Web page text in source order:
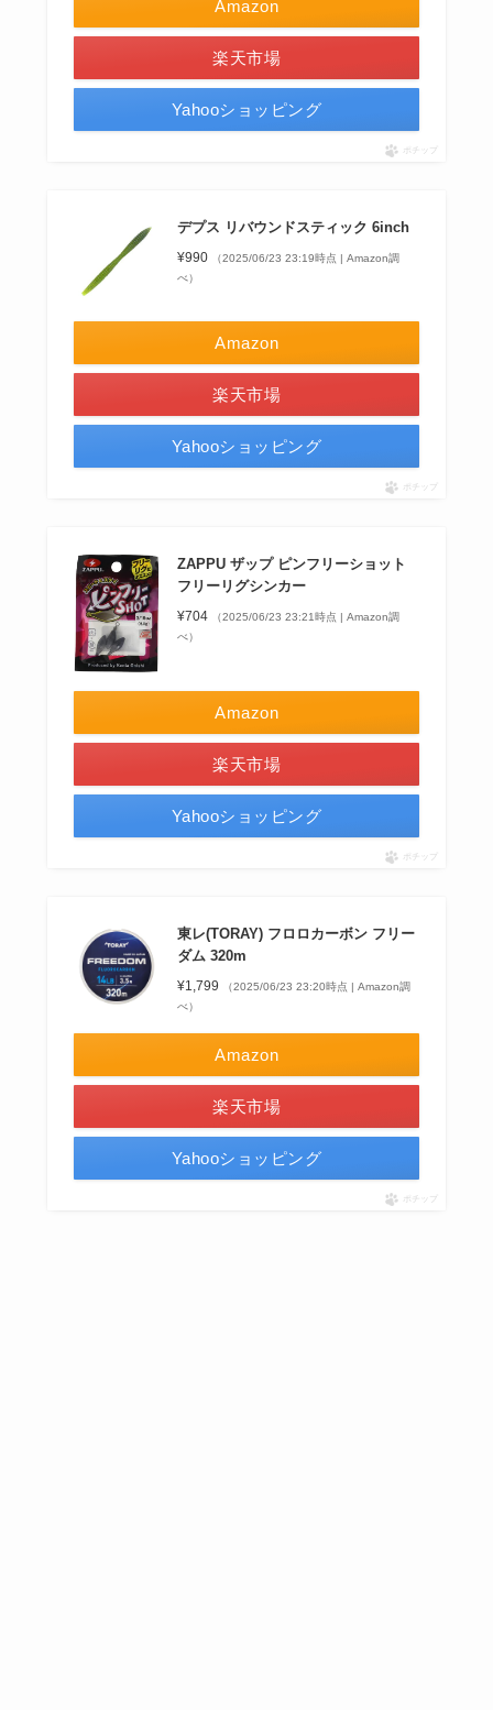
Amazon
楽天市場
Yahooショッピング
ポチップ
デプス リバウンドスティック 6inch
¥990
（2025/06/23 23:19時点 | Amazon調
べ）
Amazon
楽天市場
Yahooショッピング
ポチップ
ZAPPU ザップ ピンフリーショット
フリーリグシンカー
¥704
（2025/06/23 23:21時点 | Amazon調
べ）
Amazon
楽天市場
Yahooショッピング
ポチップ
東レ(TORAY) フロロカーボン フリー
ダム 320m
¥1,799
（2025/06/23 23:20時点 | Amazon調
べ）
Amazon
楽天市場
Yahooショッピング
ポチップ